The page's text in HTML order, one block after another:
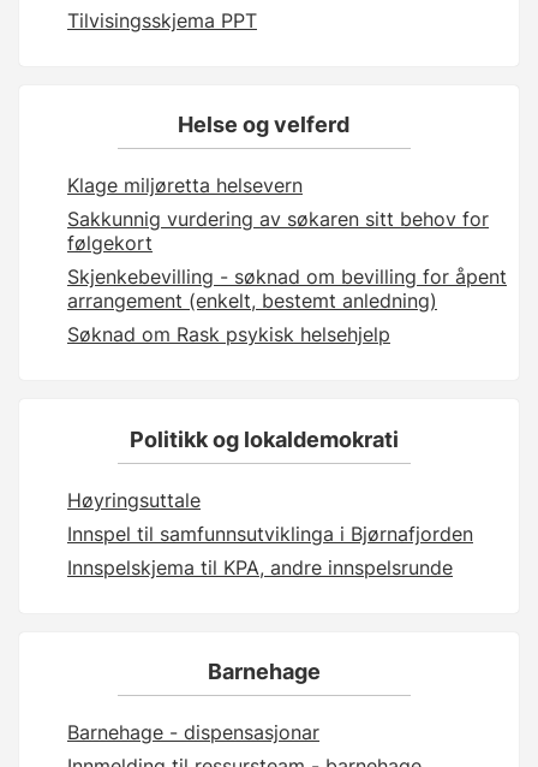
Tilvisingsskjema PPT
Helse og velferd
Klage miljøretta helsevern
Sakkunnig vurdering av søkaren sitt behov for
følgekort
Skjenkebevilling - søknad om bevilling for åpent
arrangement (enkelt, bestemt anledning)
Søknad om Rask psykisk helsehjelp
Politikk og lokaldemokrati
Høyringsuttale
Innspel til samfunnsutviklinga i Bjørnafjorden
Innspelskjema til KPA, andre innspelsrunde
Barnehage
Barnehage - dispensasjonar